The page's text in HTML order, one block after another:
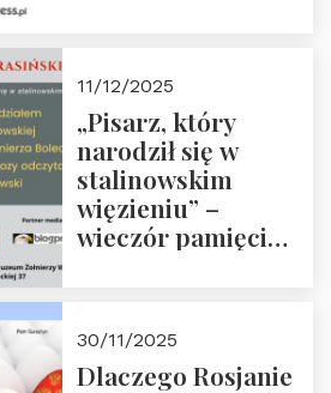
11/12/2025
„Pisarz, który
narodził się w
stalinowskim
więzieniu” –
wieczór pamięci
zwiedzanie
Muzeum Żołnierzy
30/11/2025
Dlaczego Rosjanie